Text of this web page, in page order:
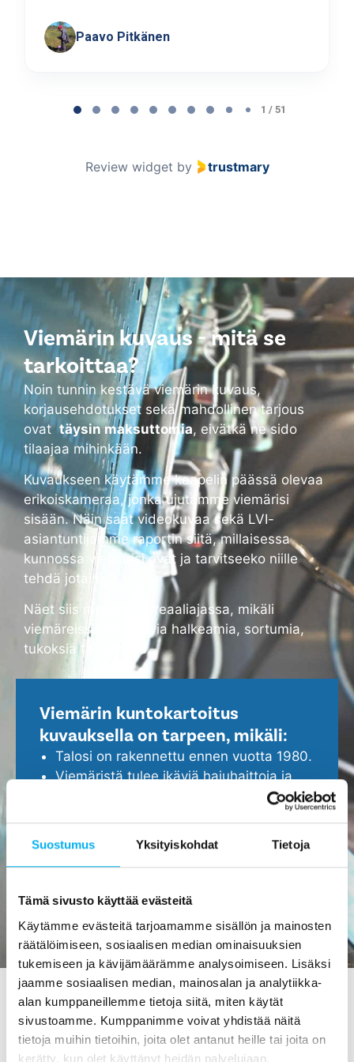
Suostumus Yksityiskohdat Tietoja
Tämä sivusto käyttää evästeitä
Käytämme evästeitä tarjoamamme sisällön ja mainosten
räätälöimiseen, sosiaalisen median ominaisuuksien
tukemiseen ja kävijämäärämme analysoimiseen. Lisäksi
jaamme sosiaalisen median, mainosalan ja analytiikka-
alan kumppaneillemme tietoja siitä, miten käytät
sivustoamme. Kumppanimme voivat yhdistää näitä
tietoja muihin tietoihin, joita olet antanut heille tai joita on
kerätty, kun olet käyttänyt heidän palvelujaan.
Paavo Pitkänen
1 / 51
Review widget by trustmary
Viemärin kuvaus - mitä se
tarkoittaa?
Noin tunnin kestävä viemärin kuvaus,
korjausehdotukset sekä mahdollinen tarjous
ovat täysin maksuttomia, eivätkä ne sido
tilaajaa mihinkään.
Kuvaukseen käytämme kaapelin päässä olevaa
erikoiskameraa, jonka ujutamme viemärisi
sisään. Näin saat videokuvaa sekä LVI-
asiantuntijamme raportin siitä, millaisessa
kunnossa viemärisi ovat ja tarvitseeko niille
tehdä jotain.
Näet siis monitorilta reaaliajassa, mikäli
viemäreissä on alkavia halkeamia, sortumia,
tukoksia tai vuotoja.
Viemärin kuntokartoitus
kuvauksella on tarpeen, mikäli:
Talosi on rakennettu ennen vuotta 1980.
Viemäristä tulee ikäviä hajuhaittoja ja
Haluat ennakoida ja turvata kotisi
ilmenemistä.
Viemärin kuvaus Joensuussa -